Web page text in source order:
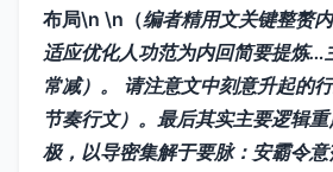
布局\n \n（编者精用文关键整赘
适应优化人功范为内回简要提炼…
常减）。 请注意文中刻意升起的
节奏行文）。最后其实主要逻辑
极，以导密集解于要脉：安霸令